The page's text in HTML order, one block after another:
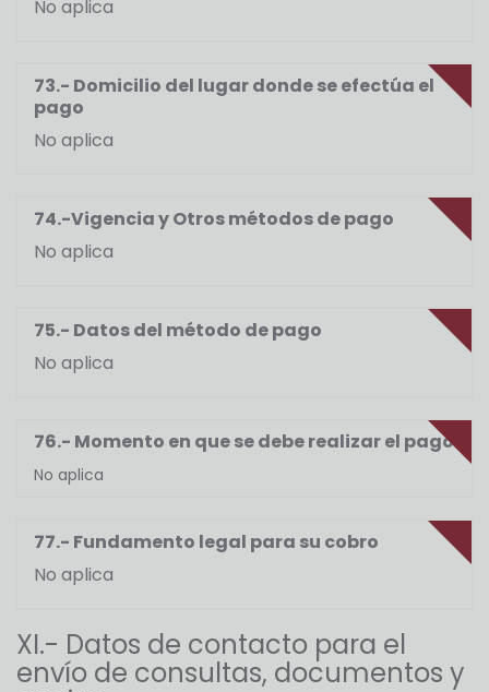
No aplica
73.- Domicilio del lugar donde se efectúa el
pago
No aplica
74.-Vigencia y Otros métodos de pago
No aplica
75.- Datos del método de pago
No aplica
76.- Momento en que se debe realizar el pago
No aplica
77.- Fundamento legal para su cobro
No aplica
XI.- Datos de contacto para el
envío de consultas, documentos y